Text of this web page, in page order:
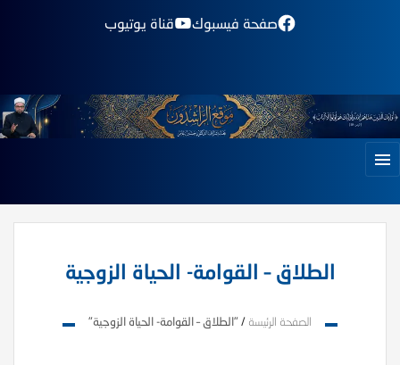
صفحة فيسبوك قناة يوتيوب
الطلاق – القوامة- الحياة الزوجية
الصفحة الرئيسة /"الطلاق – القوامة- الحياة الزوجية"